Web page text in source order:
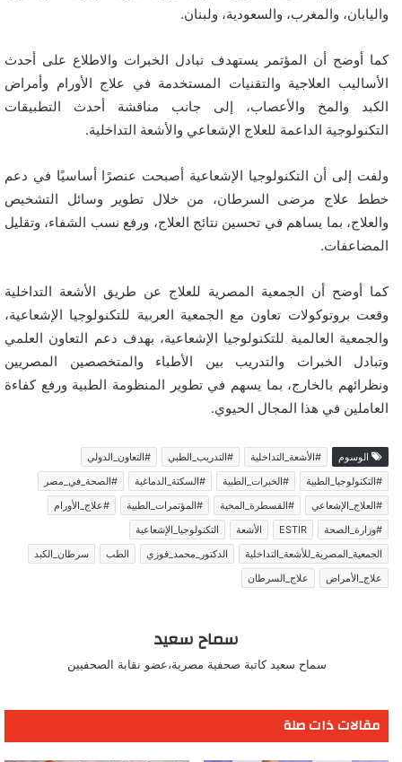
واليابان، والمغرب، والسعودية، ولبنان.
كما أوضح أن المؤتمر يستهدف تبادل الخبرات والاطلاع على أحدث
الأساليب العلاجية والتقنيات المستخدمة في علاج الأورام وأمراض
الكبد والمخ والأعصاب، إلى جانب مناقشة أحدث التطبيقات
التكنولوجية الداعمة للعلاج الإشعاعي والأشعة التداخلية.
ولفت إلى أن التكنولوجيا الإشعاعية أصبحت عنصرًا أساسيًا في دعم
خطط علاج مرضى السرطان، من خلال تطوير وسائل التشخيص
والعلاج، بما يساهم في تحسين نتائج العلاج، ورفع نسب الشفاء، وتقليل
المضاعفات.
كما أوضح أن الجمعية المصرية للعلاج عن طريق الأشعة التداخلية
وقعت بروتوكولات تعاون مع الجمعية العربية للتكنولوجيا الإشعاعية،
والجمعية العالمية للتكنولوجيا الإشعاعية، بهدف دعم التعاون العلمي
وتبادل الخبرات والتدريب بين الأطباء والمتخصصين المصريين
ونظرائهم بالخارج، بما يسهم في تطوير المنظومة الطبية ورفع كفاءة
العاملين في هذا المجال الحيوي.
الوسوم #الأشعة_التداخلية #التدريب_الطبي
#التعاون_الدولي
#التكنولوجيا_الطبية
#الخبرات_الطبية #السكتة_الدماغية
#الصحة_في_مصر
#العلاج_الإشعاعي
#القسطرة_المخية #المؤتمرات_الطبية
#علاج_الأورام
#وزارة_الصحة
ESTIR الأشعة
التكنولوجيا_الإشعاعية
الجمعية_المصرية_للأشعة_التداخلية
الدكتور_محمد_فوزي الطب
سرطان_الكبد
علاج_الأمراض
علاج_السرطان
سماح سعيد
سماح سعيد كاتبة صحفية مصرية،عضو نقابة الصحفيين
مقالات ذات صلة